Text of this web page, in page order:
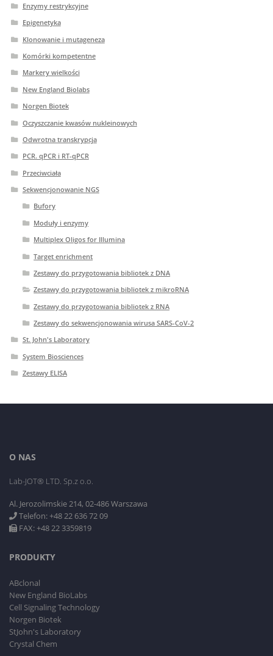
Enzymy restrykcyjne
Epigenetyka
Klonowanie i mutageneza
Komórki kompetentne
Markery wielkości
New England Biolabs
Norgen Biotek
Oczyszczanie kwasów nukleinowych
Odwrotna transkrypcja
PCR. qPCR i RT-qPCR
Przeciwciała
Sekwencjonowanie NGS
Bufory
Moduły i enzymy
Multiplex Oligos for Illumina
Target enrichment
Zestawy do przygotowania bibliotek z DNA
Zestawy do przygotowania bibliotek z mikroRNA
Zestawy do przygotowania bibliotek z RNA
Zestawy do sekwencjonowania wirusa SARS-CoV-2
St. John's Laboratory
System Biosciences
Zestawy ELISA
O NAS
Lab-JOT® LTD. Sp.z o.o.
Al. Jerozolimskie 214, 02-486 Warszawa
Telefon: +48 22 636 72 09
FAX: +48 22 3359819
PRODUKTY
ABclonal
New England BioLabs
Cell Signaling Technology
Norgen Biotek
StJohn's Laboratory
Crystal Chem